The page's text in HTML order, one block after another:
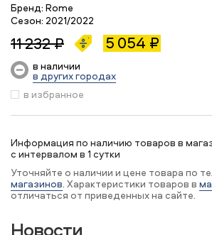
Бренд: Rome
Сезон: 2021/2022
11 232 ₽ 5 054 ₽
в наличии
в других городах
в избранное
Информация по наличию товаров в
с интервалом в 1 сутки
Уточняйте о наличии и цене товара по
магазинов. Характеристики товаров в
отличаться от приведенных на сайте.
Новости